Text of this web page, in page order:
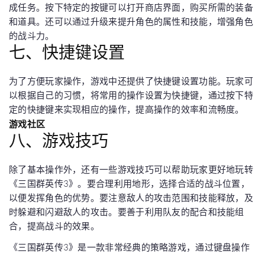
成任务。按下特定的按键可以打开商店界面，购买所需的装备
和道具。还可以通过升级来提升角色的属性和技能，增强角色
的战斗力。
七、快捷键设置
为了方便玩家操作，游戏中还提供了快捷键设置功能。玩家可
以根据自己的习惯，将常用的操作设置为快捷键，通过按下特
定的快捷键来实现相应的操作，提高操作的效率和流畅度。
游戏社区
八、游戏技巧
除了基本操作外，还有一些游戏技巧可以帮助玩家更好地玩转
《三国群英传3》。要合理利用地形，选择合适的战斗位置，
以便发挥角色的优势。要注意敌人的攻击范围和技能释放，及
时躲避和闪避敌人的攻击。要善于利用队友的配合和技能组
合，提高战斗的效果。
《三国群英传3》是一款非常经典的策略游戏，通过键盘操作